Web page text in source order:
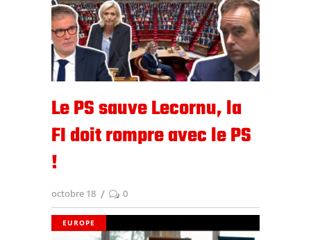
Le PS sauve Lecornu, la
FI doit rompre avec le PS
!
octobre 18 0
EUROPE